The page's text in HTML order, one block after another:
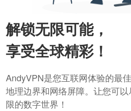
解锁无限可能，
享受全球精彩！
AndyVPN是您互联网体验的最
地理边界和网络屏障。让您可
限的数字世界！